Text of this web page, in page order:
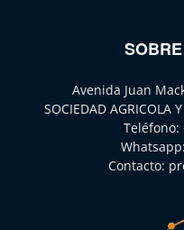
Avenida Juan
SOCIEDAD AGRICOLA
Teléfono:
Whatsapp:
Contacto: